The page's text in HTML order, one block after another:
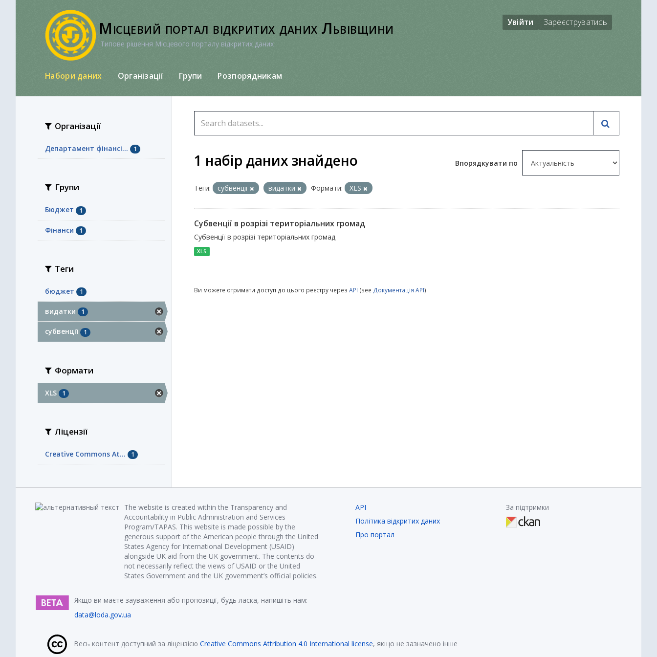
Місцевий портал відкритих даних Львівщини
Типове рішення Місцевого порталу відкритих даних
Увійти Зареєструватись
Набори даних Організації Групи Розпорядникам
Організації
Департамент фінансі... 1
Групи
Бюджет 1
Фінанси 1
Теги
бюджет 1
видатки 1
субвенції 1
Формати
XLS 1
Ліцензії
Creative Commons At... 1
Впорядкувати по
1 набір даних знайдено
Теги: субвенції видатки Формати: XLS
Субвенції в розрізі територіальних громад
Субвенції в розрізі територіальних громад
XLS
Ви можете отримати доступ до цього реєстру через API (see Документація API).
The website is created within the Transparency and
Accountability in Public Administration and Services
Program/TAPAS. This website is made possible by the
generous support of the American people through the United
States Agency for International Development (USAID)
alongside UK aid from the UK government. The contents do
not necessarily reflect the views of USAID or the United
States Government and the UK government’s official policies.
Якщо ви маєте зауваження або пропозиції, будь ласка, напишіть нам:
data@loda.gov.ua
API
Політика відкритих даних
Про портал
За підтримки
Весь контент доступний за ліцензією Creative Commons Attribution 4.0 International license, якщо не зазначено інше